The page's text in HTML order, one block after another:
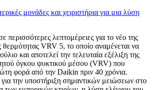
μονάδες και χειριστήρια για μια λύση
λεπτομέρειες για το νέο της
VRV 5, το οποίο αναμένεται να
και αποτελεί την τελευταία εξέλιξη της
όγκου ψυκτικού μέσου (VRV) που
φορά από την Daikin πριν 40 χρόνια.
για την υποστήριξη σημαντικών μειώσεων στο